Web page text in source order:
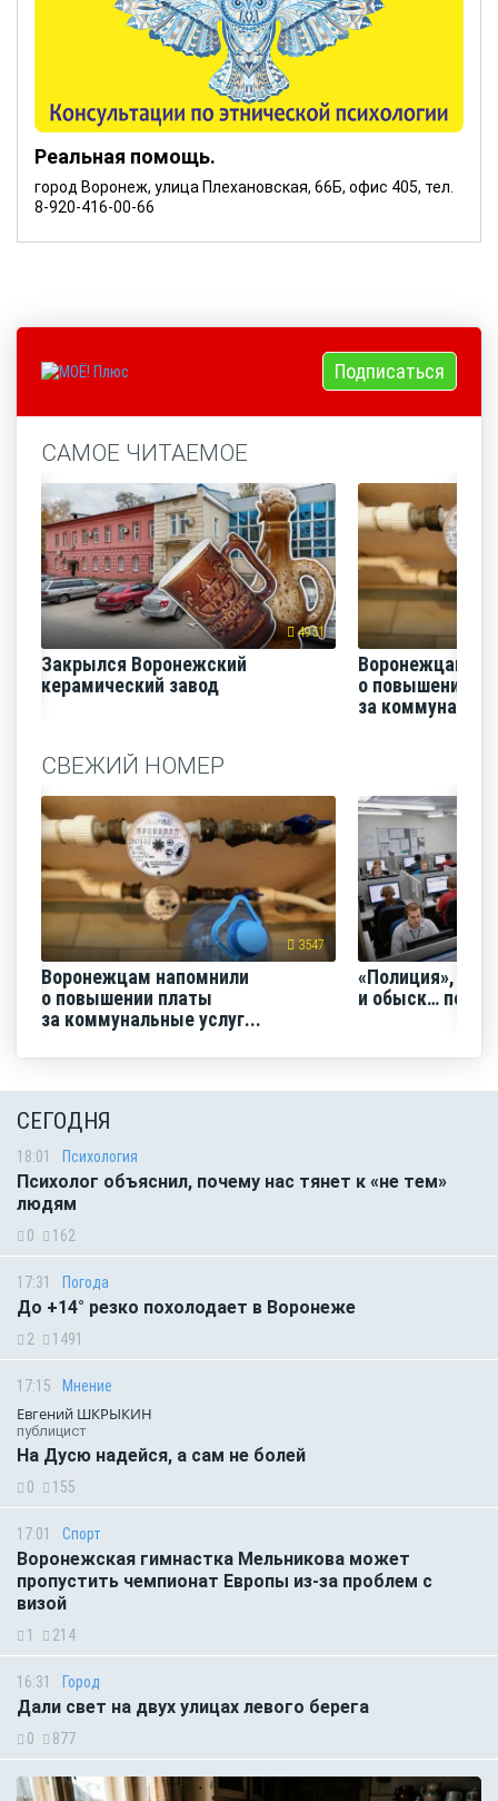
Реальная помощь.
город Воронеж, улица Плехановская, 66Б, офис 405, тел.
8-920-416-00-66
Подписаться
САМОЕ ЧИТАЕМОЕ
4951
Закрылся Воронежский
керамический завод
Воронежцам
о повышении
за
СВЕЖИЙ НОМЕР
3547
Воронежцам напомнили
о повышении платы
за коммунальные услуг...
«Полиция»,
и обыск… по
СЕГОДНЯ
18:01 Психология
Психолог объяснил, почему нас тянет к «не тем»
людям
0 162
17:31 Погода
До +14° резко похолодает в Воронеже
2 1491
17:15 Мнение
Евгений ШКРЫКИН
публицист
На Дусю надейся, а сам не болей
0 155
17:01 Спорт
Воронежская гимнастка Мельникова может
пропустить чемпионат Европы из-за проблем с
визой
1 214
16:31 Город
Дали свет на двух улицах левого берега
0 877